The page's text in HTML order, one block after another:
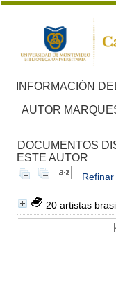
INFORMACIÓN
AUTOR
DOCUMENTOS
ESTE AUTOR
20 artistas